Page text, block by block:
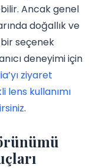
Ancak genel
doğallık ve
seçenek
deneyimi için
ziyaret
lens kullanımı
.